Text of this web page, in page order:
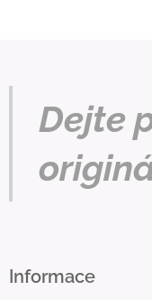
Dejte
Informace